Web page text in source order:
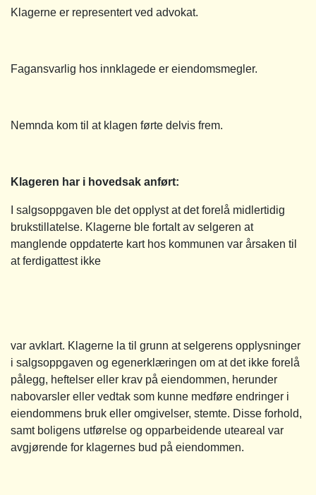
Klagerne er representert ved advokat.
Fagansvarlig hos innklagede er eiendomsmegler.
Nemnda kom til at klagen førte delvis frem.
Klageren har i hovedsak anført:
I salgsoppgaven ble det opplyst at det forelå midlertidig
brukstillatelse. Klagerne ble fortalt av selgeren at
manglende oppdaterte kart hos kommunen var årsaken til
at ferdigattest ikke
var avklart. Klagerne la til grunn at selgerens opplysninger
i salgsoppgaven og egenerklæringen om at det ikke forelå
pålegg, heftelser eller krav på eiendommen, herunder
nabovarsler eller vedtak som kunne medføre endringer i
eiendommens bruk eller omgivelser, stemte. Disse forhold,
samt boligens utførelse og opparbeidende uteareal var
avgjørende for klagernes bud på eiendommen.